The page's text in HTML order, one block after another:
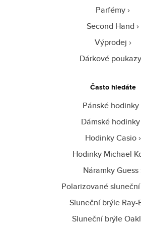
Parfémy
Second Hand
Výprodej
Dárkové poukazy
Často hledáte
Pánské hodinky
Dámské hodinky
Hodinky Casio
Hodinky Michael
Náramky Guess
Polarizované
Sluneční brýle Ray-
Sluneční brýle